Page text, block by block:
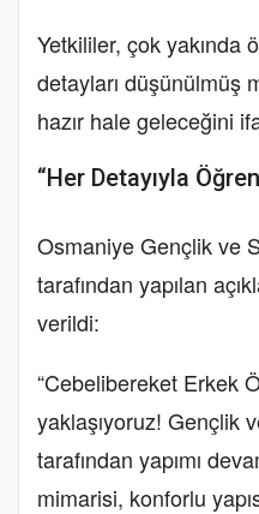
Yetkililer, çok yakında
detayları düşünülmüş
hazır hale geleceğini
“Her Detayıyla
Osmaniye Gençlik ve
tarafından yapılan
verildi:
“Cebelibereket Erkek
yaklaşıyoruz! Gençlik
tarafından yapımı
mimarisi, konforlu